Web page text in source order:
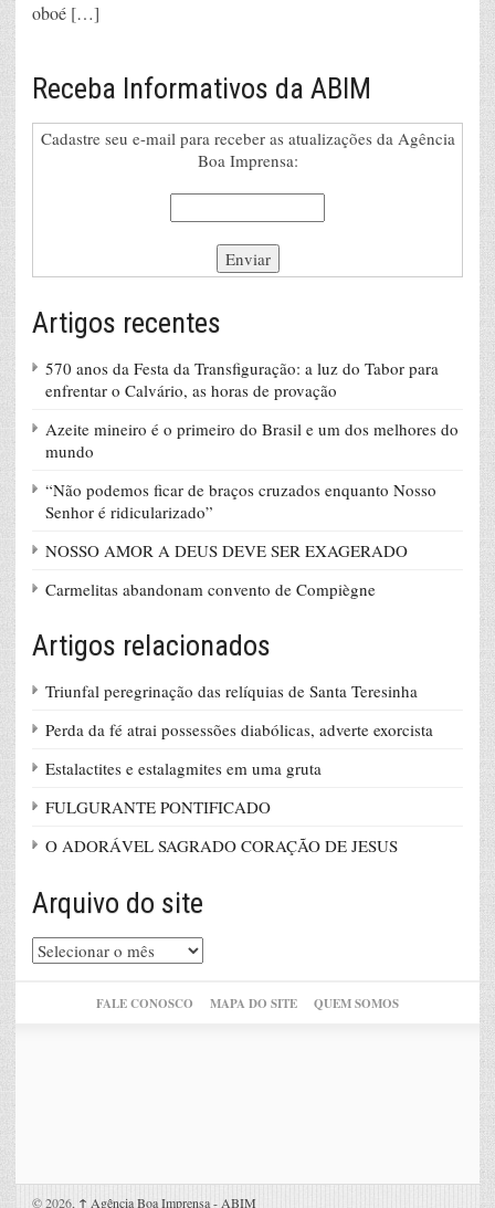
oboé […]
Receba Informativos da ABIM
Cadastre seu e-mail para receber as atualizações da Agência
Boa Imprensa:
Artigos recentes
570 anos da Festa da Transfiguração: a luz do Tabor para
enfrentar o Calvário, as horas de provação
Azeite mineiro é o primeiro do Brasil e um dos melhores do
mundo
“Não podemos ficar de braços cruzados enquanto Nosso
Senhor é ridicularizado”
NOSSO AMOR A DEUS DEVE SER EXAGERADO
Carmelitas abandonam convento de Compiègne
Artigos relacionados
Triunfal peregrinação das relíquias de Santa Teresinha
Perda da fé atrai possessões diabólicas, adverte exorcista
Estalactites e estalagmites em uma gruta
FULGURANTE PONTIFICADO
O ADORÁVEL SAGRADO CORAÇÃO DE JESUS
Arquivo do site
Arquivo
do
FALE CONOSCO MAPA DO SITE QUEM SOMOS
© 2026, ↑ Agência Boa Imprensa - ABIM